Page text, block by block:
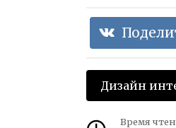
Дизайн
Время